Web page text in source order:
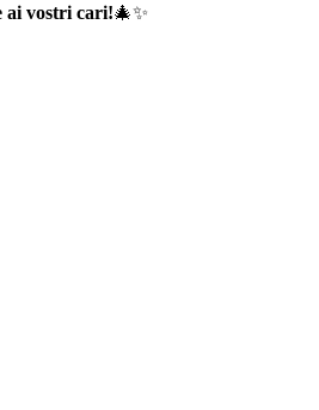
ai vostri cari!🎄✨